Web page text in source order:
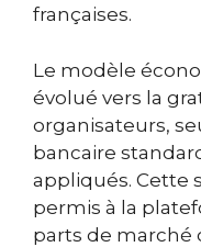
françaises.
Le modèle
évolué vers la
organisateurs,
bancaire
appliqués. Cette
permis à la
parts de marché